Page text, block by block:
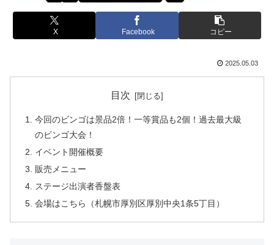
X Facebook コピー
2025.05.03
目次
今回のビンゴは景品2倍！一等賞品も2個！過去最大級
のビンゴ大会！
イベント開催概要
販売メニュー
ステージ出演者香盤表
会場はこちら（札幌市厚別区厚別中央1条5丁目）